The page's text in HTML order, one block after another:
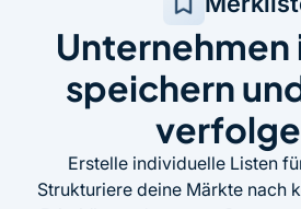
Unternehmen
speichern
Erstelle individuelle Listen
Strukturiere deine Märkte nach